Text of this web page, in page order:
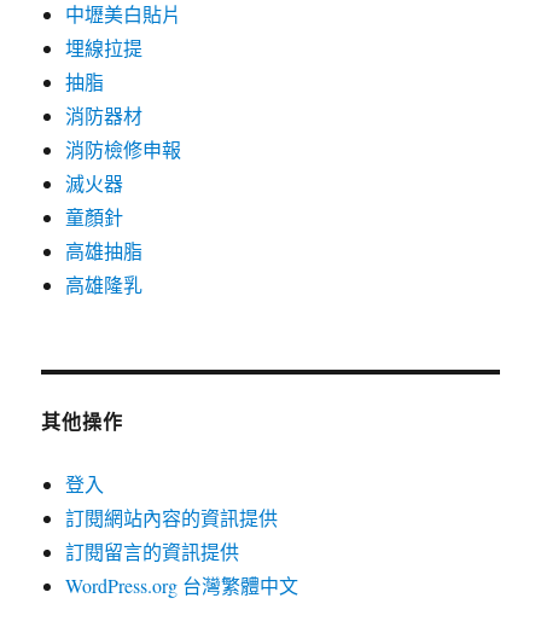
中壢美白貼片
埋線拉提
抽脂
消防器材
消防檢修申報
滅火器
童顏針
高雄抽脂
高雄隆乳
其他操作
登入
訂閱網站內容的資訊提供
訂閱留言的資訊提供
WordPress.org 台灣繁體中文